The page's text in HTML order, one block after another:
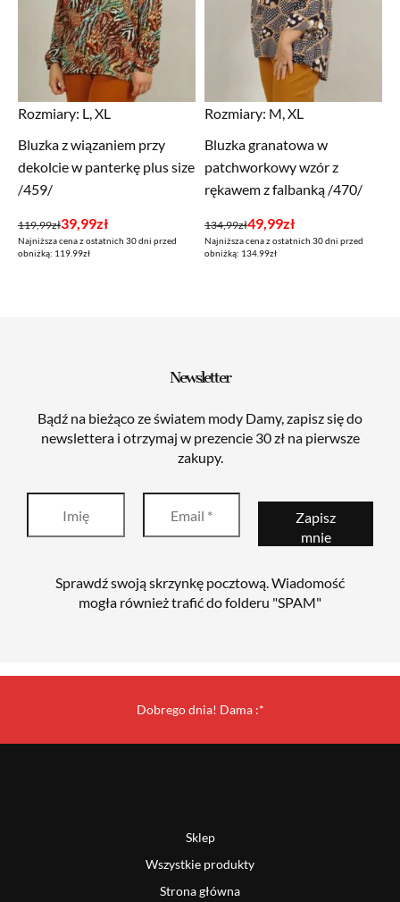
Rozmiary: L, XL
Bluzka z wiązaniem przy
dekolcie w panterkę plus size
/459/
119,99zł
Pierwotna
cena
39,99zł
Aktualna
cena
Najniższa cena z ostatnich 30 dni przed
obniżką: 119.99zł
Rozmiary: M, XL
Bluzka granatowa w
patchworkowy wzór z
rękawem z falbanką /470/
134,99zł
Pierwotna
cena
49,99zł
Aktualna
cena
Najniższa cena z ostatnich 30 dni przed
obniżką: 134.99zł
Newsletter
Bądź na bieżąco ze światem mody Damy, zapisz się do
newslettera i otrzymaj w prezencie 30 zł na pierwsze
zakupy.
Sprawdź swoją skrzynkę pocztową. Wiadomość
mogła również trafić do folderu "SPAM"
Dobrego dnia! Dama :*
Sklep
Wszystkie produkty
Strona główna